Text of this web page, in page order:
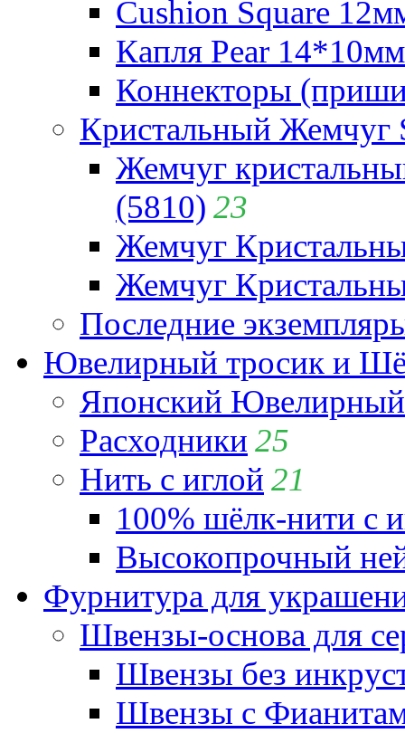
Cushion Square
Капля Pear
Коннекторы
Кристальный Жемчуг
Жемчуг
(5810) 23
Жемчуг
Жемчуг
Последние
Ювелирный тросик и
Японский
Расходники 25
Нить с иглой 21
100% шёлк-нити с
Высокопрочный
Фурнитура для
Швензы-основа для
Швензы без
Швензы с